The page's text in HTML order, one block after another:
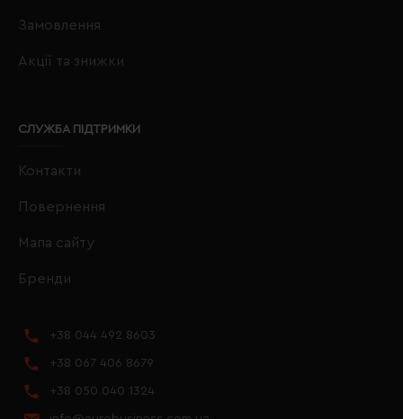
Замовлення
Акції та знижки
СЛУЖБА ПІДТРИМКИ
Контакти
Повернення
Мапа сайту
Бренди
+38 044 492 8603
+38 067 406 8679
+38 050 040 1324